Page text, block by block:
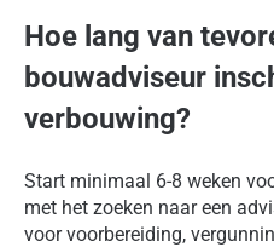
Hoe lang van
bouwadviseur
verbouwing?
Start minimaal 6-8 weken
met het zoeken naar een
voor voorbereiding,